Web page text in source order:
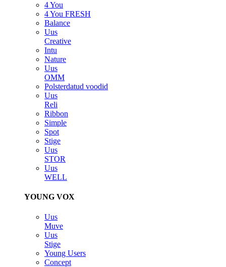
4 You
4 You FRESH
Balance
Uus
Creative
Intu
Nature
Uus
OMM
Polsterdatud voodid
Uus
Reli
Ribbon
Simple
Spot
Stige
Uus
STOR
Uus
WELL
YOUNG VOX
Uus
Muve
Uus
Stige
Young Users
Concept